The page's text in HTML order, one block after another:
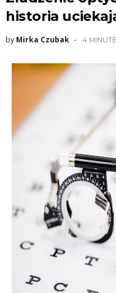
historia
by Mirka Czubak 4 MINUTE